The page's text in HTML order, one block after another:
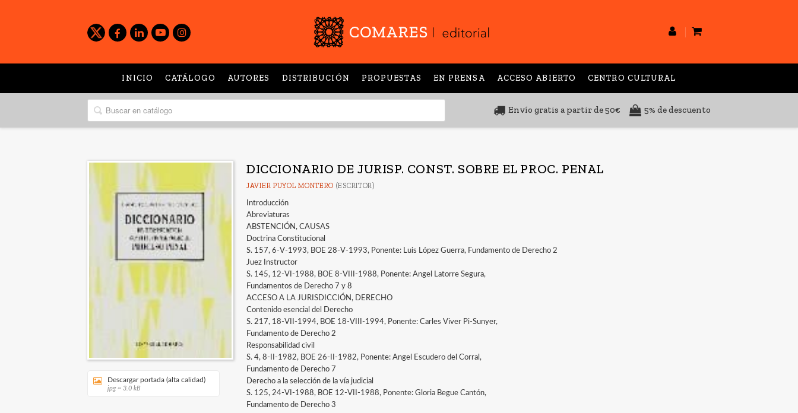
INICIO CATÁLOGO AUTORES DISTRIBUCIÓN PROPUESTAS EN PRENSA ACCESO ABIERTO CENTRO CULTURAL
Envío gratis a partir de 50€ 5% de descuento
Descargar portada (alta calidad)
jpg ~ 3.0 kB
DICCIONARIO DE JURISP. CONST. SOBRE EL PROC. PENAL
JAVIER PUYOL MONTERO (ESCRITOR)
Introducción
Abreviaturas
ABSTENCIÓN, CAUSAS
Doctrina Constitucional
S. 157, 6-V-1993, BOE 28-V-1993, Ponente: Luis López Guerra, Fundamento de Derecho 2
Juez Instructor
S. 145, 12-VI-1988, BOE 8-VIII-1988, Ponente: Angel Latorre Segura,
Fundamentos de Derecho 7 y 8
ACCESO A LA JURISDICCIÓN, DERECHO
Contenido esencial del Derecho
S. 217, 18-VII-1994, BOE 18-VIII-1994, Ponente: Carles Viver Pi-Sunyer,
Fundamento de Derecho 2
Responsabilidad civil
S. 4, 8-II-1982, BOE 26-II-1982, Ponente: Angel Escudero del Corral,
Fundamento de Derecho 7
Derecho a la selección de la vía judicial
S. 125, 24-VI-1988, BOE 12-VII-1988, Ponente: Gloria Begue Cantón,
Fundamento de Derecho 3